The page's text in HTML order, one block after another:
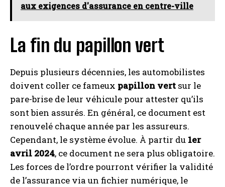
aux exigences d'assurance en centre-ville
La fin du papillon vert
Depuis plusieurs décennies, les automobilistes
doivent coller ce fameux papillon vert sur le
pare-brise de leur véhicule pour attester qu’ils
sont bien assurés. En général, ce document est
renouvelé chaque année par les assureurs.
Cependant, le système évolue. À partir du 1er
avril 2024, ce document ne sera plus obligatoire.
Les forces de l’ordre pourront vérifier la validité
de l’assurance via un fichier numérique, le